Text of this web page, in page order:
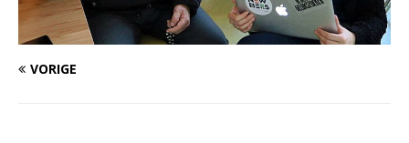
VORIGE